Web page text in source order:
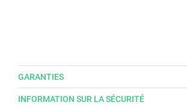
GARANTIES
INFORMATION SUR LA SÉCURITÉ